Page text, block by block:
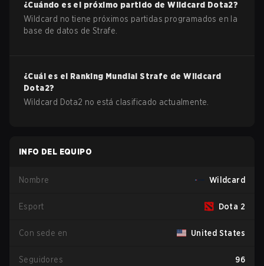
¿Cuándo es el próximo partido deWildcard Dota2?
Wildcard no tiene próximos partidas programados en la
base de datos de Strafe.
¿Cuál es el Ranking Mundial Strafe deWildcard
Dota2?
Wildcard Dota2 no está clasificado actualmente.
INFO DEL EQUIPO
Nombre Wildcard
Esport Dota 2
Con sede en United States
Seguidores 96